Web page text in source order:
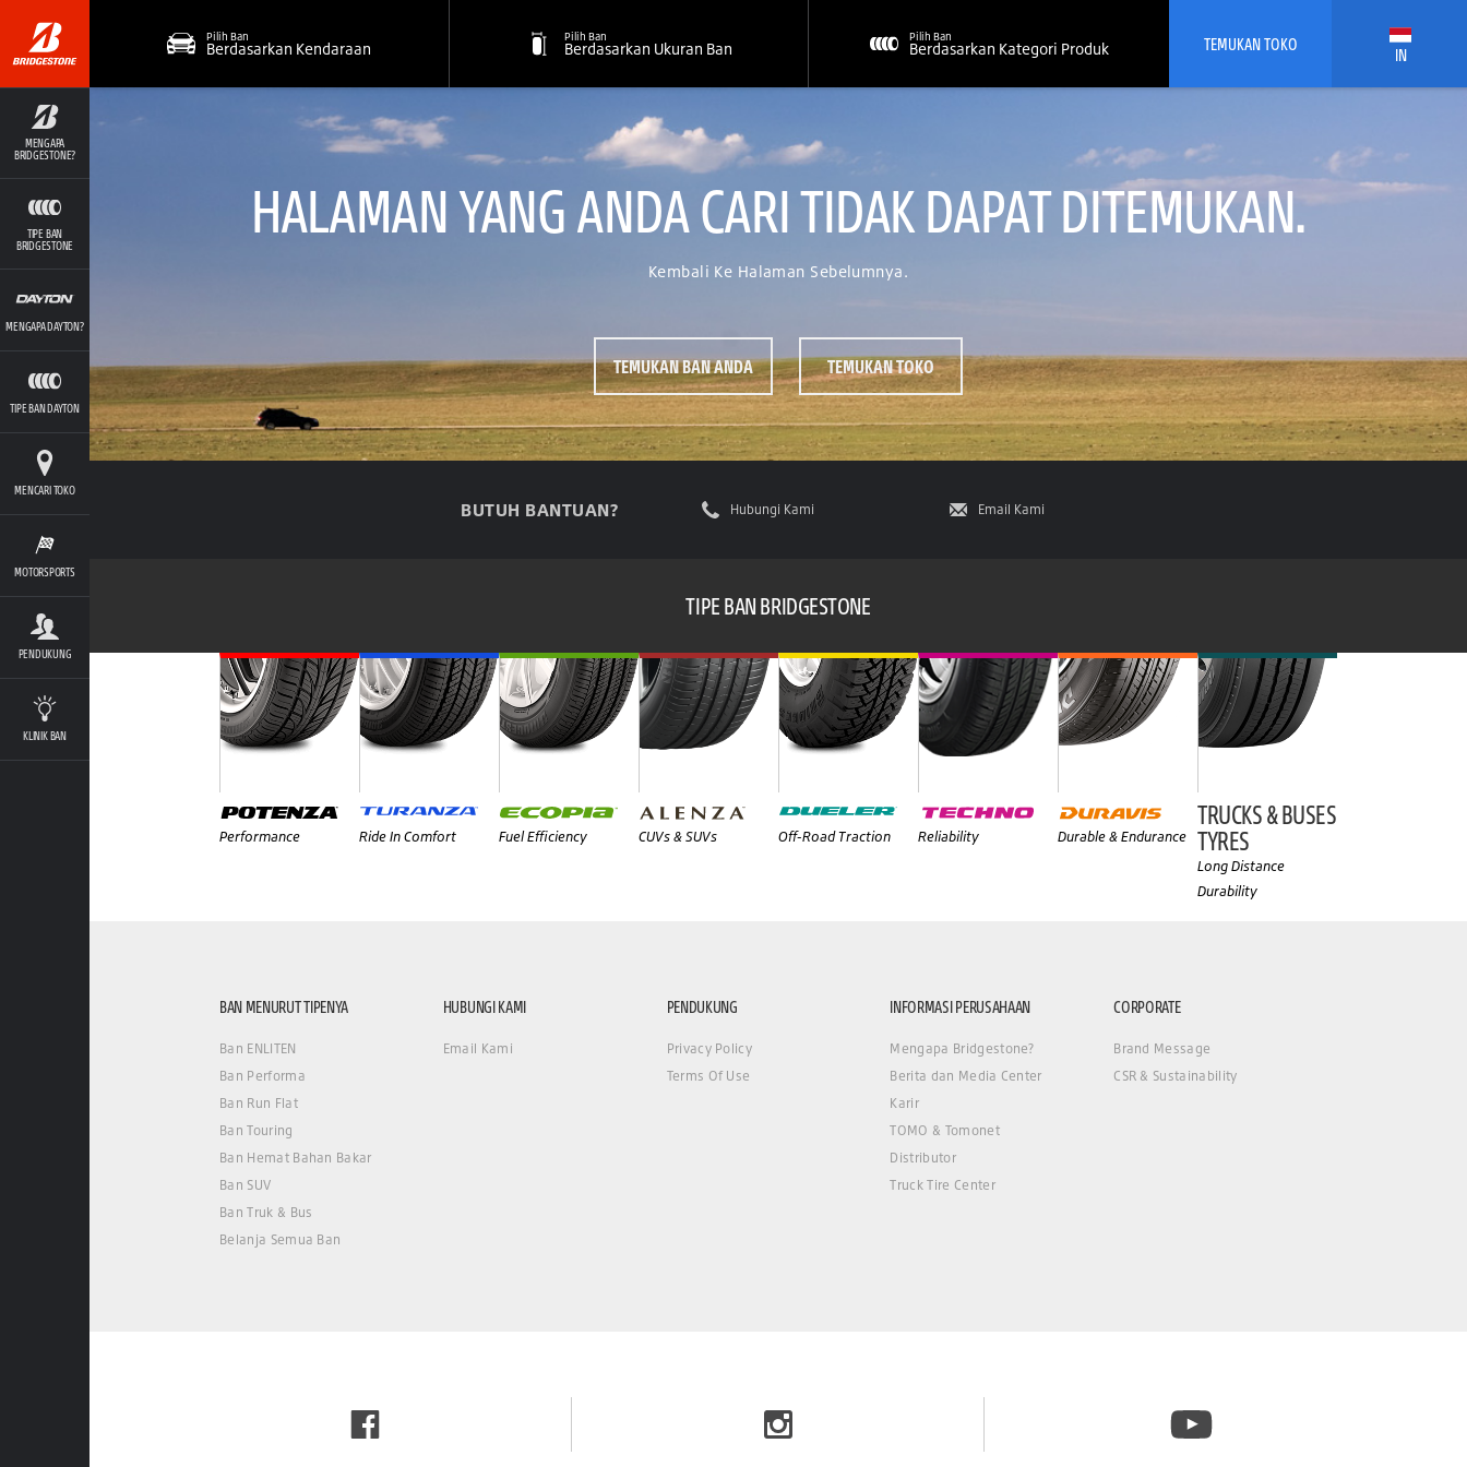
MENGAPA
BRIDGESTONE?
TIPE BAN
BRIDGESTONE
MENGAPA DAYTON?
TIPE BAN DAYTON
MENCARI TOKO
MOTORSPORTS
PENDUKUNG
KLINIK BAN
Pilih Ban
Berdasarkan Kendaraan
Pilih Ban
Berdasarkan Ukuran Ban
Pilih Ban
Berdasarkan Kategori Produk TEMUKAN TOKO IN
HALAMAN YANG ANDA CARI TIDAK DAPAT DITEMUKAN.
Kembali Ke Halaman Sebelumnya.
TEMUKAN BAN ANDA TEMUKAN TOKO
BUTUH BANTUAN? Hubungi Kami Email Kami
TIPE BAN BRIDGESTONE
Performance Ride In Comfort Fuel Efficiency CUVs & SUVs Off-Road Traction Reliability Durable & Endurance
TRUCKS & BUSES
TYRES
Long Distance
Durability
BAN MENURUT TIPENYA
Ban ENLITEN
Ban Performa
Ban Run Flat
Ban Touring
Ban Hemat Bahan Bakar
Ban SUV
Ban Truk & Bus
Belanja Semua Ban
HUBUNGI KAMI
Email Kami
PENDUKUNG
Privacy Policy
Terms Of Use
INFORMASI PERUSAHAAN
Mengapa Bridgestone?
Berita dan Media Center
Karir
TOMO & Tomonet
Distributor
Truck Tire Center
CORPORATE
Brand Message
CSR & Sustainability